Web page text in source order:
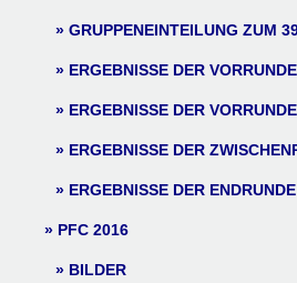
GRUPPENEINTEILUNG ZUM
ERGEBNISSE DER
ERGEBNISSE DER
ERGEBNISSE DER
ERGEBNISSE DER ENDRUNDE
PFC 2016
BILDER